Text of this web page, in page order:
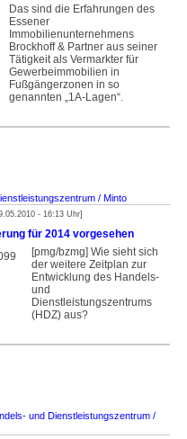
Das sind die Erfahrungen des
Essener
Immobilienunternehmens
Brockhoff & Partner aus seiner
Tätigkeit als Vermarkter für
Gewerbeimmobilien in
Fußgängerzonen in so
genannten „1A-Lagen“.
/ Minto
- 16:13 Uhr]
für 2014 vorgesehen
[pmg/bzmg] Wie sieht sich
der weitere Zeitplan zur
Entwicklung des Handels-
und
Dienstleistungszentrums
(HDZ) aus?
und Dienstleistungszentrum /